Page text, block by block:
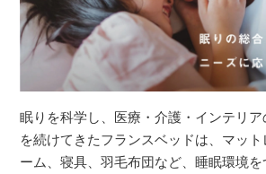
眠りを科学し、医療・介護・インテリ
を続けてきたフランスベッドは、マッ
ーム、寝具、羽毛布団など、睡眠環境